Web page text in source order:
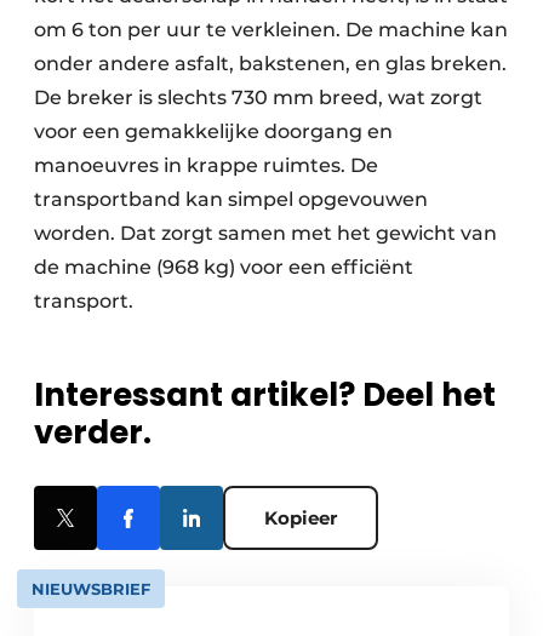
om 6 ton per uur te verkleinen. De machine kan
onder andere asfalt, bakstenen, en glas breken.
De breker is slechts 730 mm breed, wat zorgt
voor een gemakkelijke doorgang en
manoeuvres in krappe ruimtes. De
transportband kan simpel opgevouwen
worden. Dat zorgt samen met het gewicht van
de machine (968 kg) voor een efficiënt
transport.
Interessant artikel? Deel het
verder.
Kopieer
NIEUWSBRIEF